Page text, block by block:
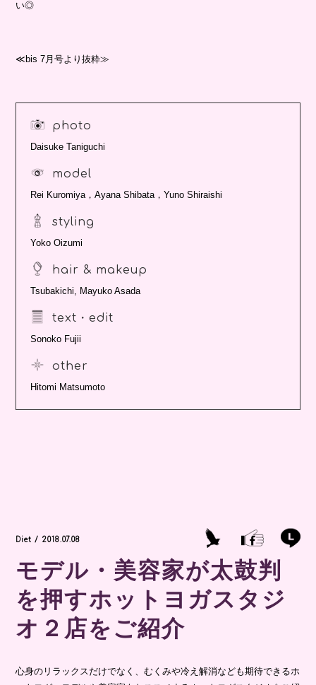
い◎
≪bis 7月号より抜粋≫
photo
Daisuke Taniguchi
model
Rei Kuromiya，Ayana Shibata，Yuno Shiraishi
styling
Yoko Oizumi
hair & makeup
Tsubakichi, Mayuko Asada
text・edit
Sonoko Fujii
other
Hitomi Matsumoto
Diet / 2018.07.08
モデル・美容家が太鼓判
を押すホットヨガスタジ
オ２店をご紹介
心身のリラックスだけでなく、むくみや冷え解消なども期待できるホ